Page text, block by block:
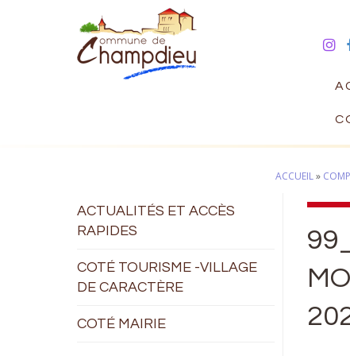
ACCUEIL»
ACTUALITÉS ET ACCÈS
RAPIDES
COTÉ TOURISME -VILLAGE
DE CARACTÈRE
COTÉ MAIRIE